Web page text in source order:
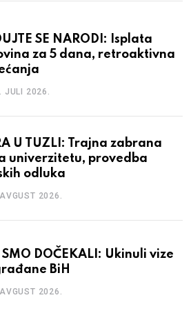
SE NARODI: Isplata
za 5 dana, retroaktivna
JULI 2026.
U TUZLI: Trajna zabrana
univerzitetu, provedba
odluka
2026.
SMO DOČEKALI: Ukinuli vize
BiH
2026.